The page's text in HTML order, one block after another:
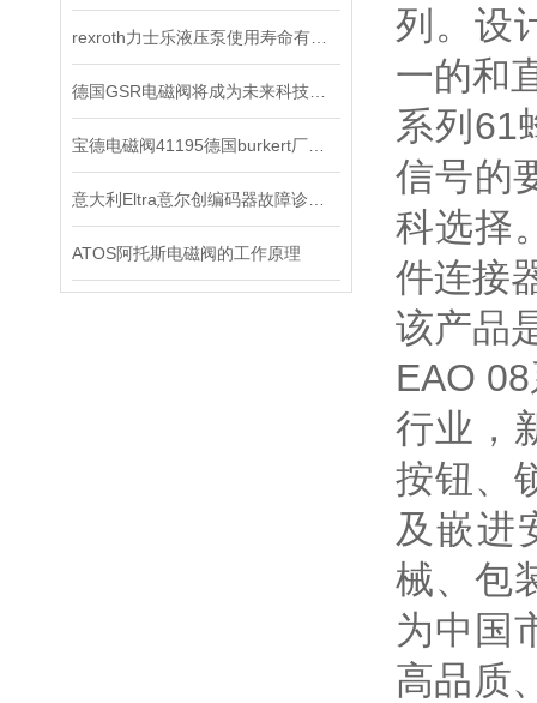
ATOS阿托斯电磁阀的工作原理
列。设
一的和
系列61
信号的
科选择
件连接
该产品
EAO
行业，
按钮、
及嵌进
械、包
为中国
高品质